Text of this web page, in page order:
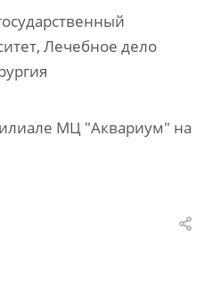
Лечебное дело
МЦ "Аквариум" на